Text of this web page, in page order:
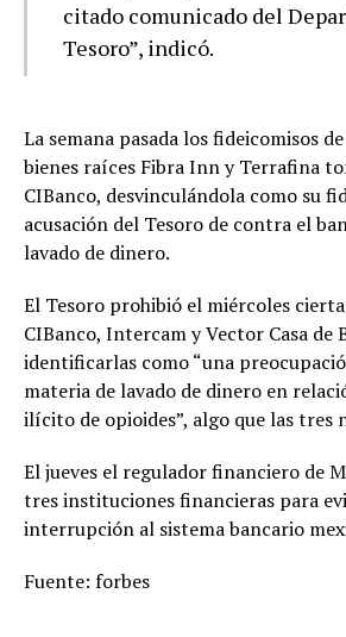
citado comunicado del
Tesoro”, indicó.
La semana pasada los fideicomisos
bienes raíces Fibra Inn y Terrafina
CIBanco, desvinculándola como su
acusación del Tesoro de contra el
lavado de dinero.
El Tesoro prohibió el miércoles
CIBanco, Intercam y Vector Casa de
identificarlas como “una
materia de lavado de dinero en
ilícito de opioides”, algo que las tres
El jueves el regulador financiero de
tres instituciones financieras para
interrupción al sistema bancario
Fuente: forbes